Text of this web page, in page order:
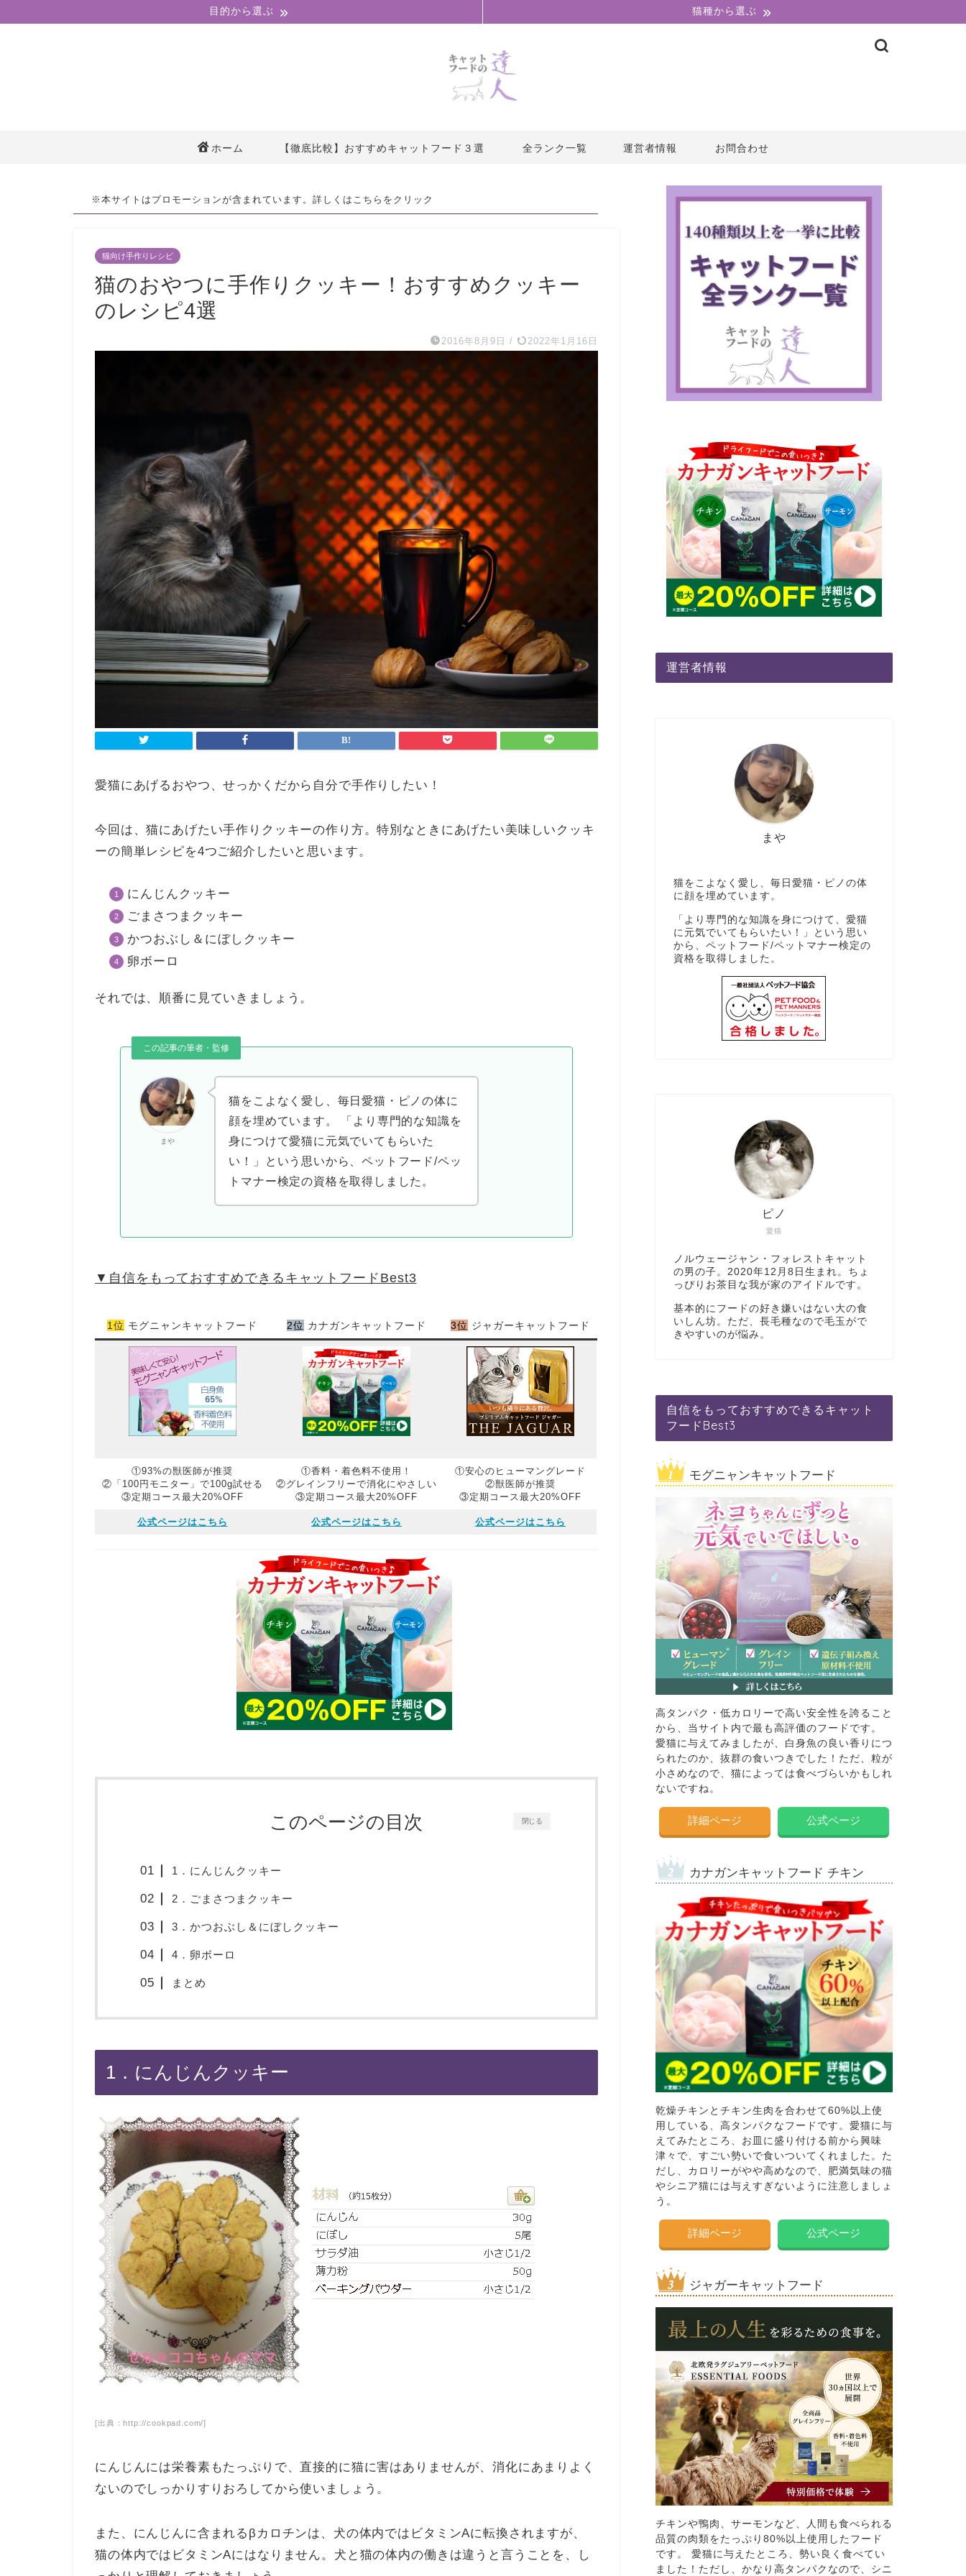
目的から選ぶ 猫種から選ぶ
ホーム 【徹底比較】おすすめキャットフード３選 全ランク一覧 運営者情報 お問合わせ
※本サイトはプロモーションが含まれています。詳しくは こちら をクリック
猫向け手作りレシピ
猫のおやつに手作りクッキー！おすすめクッキー
のレシピ4選
2016年8月9日 / 2022年1月16日
愛猫にあげるおやつ、せっかくだから自分で手作りしたい！
今回は、猫にあげたい手作りクッキーの作り方。特別なときにあげたい美味しいクッキ
ーの簡単レシピを4つご紹介したいと思います。
にんじんクッキー
ごまさつまクッキー
かつおぶし＆にぼしクッキー
卵ボーロ
それでは、順番に見ていきましょう。
この記事の筆者・監修
まや
猫をこよなく愛し、毎日愛猫・ピノの体に
顔を埋めています。 「より専門的な知識を
身につけて愛猫に元気でいてもらいた
い！」という思いから、ペットフード/ペッ
トマナー検定の資格を取得しました。
▼ 自信をもっておすすめできるキャットフードBest3
1位 モグニャンキャットフード 2位 カナガンキャットフード 3位 ジャガーキャットフード
①93%の獣医師が推奨
②「100円モニター」で100g試せる
③定期コース最大20%OFF
①香料・着色料不使用！
②グレインフリーで消化にやさしい
③定期コース最大20%OFF
①安心のヒューマングレード
②獣医師が推奨
③定期コース最大20%OFF
公式ページはこちら 公式ページはこちら 公式ページはこちら
閉じる
このページの目次
1．にんじんクッキー
2．ごまさつまクッキー
3．かつおぶし＆にぼしクッキー
4．卵ボーロ
まとめ
1．にんじんクッキー
[出典：http://cookpad.com/]
にんじんには栄養素もたっぷりで、直接的に猫に害はありませんが、消化にあまりよく
ないのでしっかりすりおろしてから使いましょう。
また、にんじんに含まれるβカロチンは、犬の体内ではビタミンAに転換されますが、
猫の体内ではビタミンAにはなりません。犬と猫の体内の働きは違うと言うことを、し
運営者情報
まや
猫をこよなく愛し、毎日愛猫・ピノの体
に顔を埋めています。
「より専門的な知識を身につけて、愛猫
に元気でいてもらいたい！」という思い
から、ペットフード/ペットマナー検定の
資格を取得しました。
愛猫
ピノ
ノルウェージャン・フォレストキャット
の男の子。2020年12月8日生まれ。ちょ
っぴりお茶目な我が家のアイドルです。
基本的にフードの好き嫌いはない大の食
いしん坊。ただ、長毛種なので毛玉がで
きやすいのが悩み。
自信をもっておすすめできるキャット
フードBest3
モグニャンキャットフード
高タンパク・低カロリーで高い安全性を誇ること
から、当サイト内で最も高評価のフードです。
愛猫に与えてみましたが、白身魚の良い香りにつ
られたのか、抜群の食いつきでした！ただ、粒が
小さめなので、猫によっては食べづらいかもしれ
ないですね。
詳細ページ 公式ページ
カナガンキャットフード チキン
乾燥チキンとチキン生肉を合わせて60%以上使
用している、高タンパクなフードです。愛猫に与
えてみたところ、お皿に盛り付ける前から興味
津々で、すごい勢いで食いついてくれました。た
だし、カロリーがやや高めなので、肥満気味の猫
やシニア猫には与えすぎないように注意しましょ
う。
詳細ページ 公式ページ
ジャガーキャットフード
チキンや鴨肉、サーモンなど、人間も食べられる
品質の肉類をたっぷり80%以上使用したフード
です。 愛猫に与えたところ、勢い良く食べてい
ました！ただし、かなり高タンパクなので、シニ